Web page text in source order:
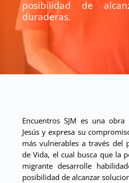
posibilidad de
duraderas.
Encuentros SJM es una
Jesús y expresa su
más vulnerables a través del
de Vida, el cual busca que la
migrante desarrolle
posibilidad de alcanzar